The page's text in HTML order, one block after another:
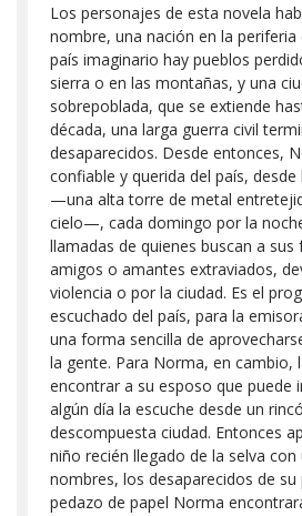
Los personajes de esta novela
nombre, una nación en la periferia
país imaginario hay pueblos
sierra o en las montañas, y una
sobrepoblada, que se extiende
década, una larga guerra civil
desaparecidos. Desde entonces,
confiable y querida del país,
—una alta torre de metal
cielo—, cada domingo por la
llamadas de quienes buscan a
amigos o amantes extraviados,
violencia o por la ciudad. Es el
escuchado del país, para la
una forma sencilla de
la gente. Para Norma, en cambio,
encontrar a su esposo que puede
algún día la escuche desde un
descompuesta ciudad. Entonces
niño recién llegado de la selva con
nombres, los desaparecidos de su
pedazo de papel Norma